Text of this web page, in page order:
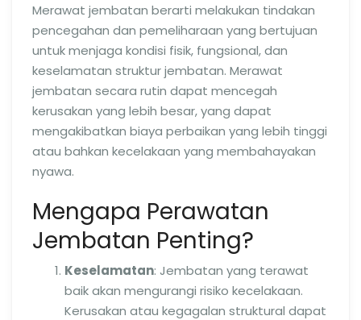
Merawat jembatan berarti melakukan tindakan
pencegahan dan pemeliharaan yang bertujuan
untuk menjaga kondisi fisik, fungsional, dan
keselamatan struktur jembatan. Merawat
jembatan secara rutin dapat mencegah
kerusakan yang lebih besar, yang dapat
mengakibatkan biaya perbaikan yang lebih tinggi
atau bahkan kecelakaan yang membahayakan
nyawa.
Mengapa Perawatan
Jembatan Penting?
Keselamatan: Jembatan yang terawat
baik akan mengurangi risiko kecelakaan.
Kerusakan atau kegagalan struktural dapat